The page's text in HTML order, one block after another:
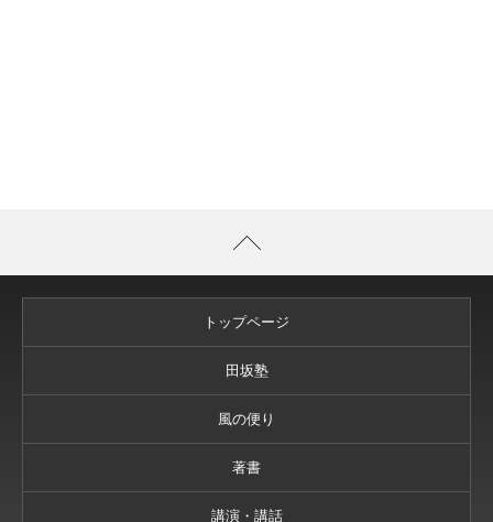
トップページ
田坂塾
風の便り
著書
講演・講話